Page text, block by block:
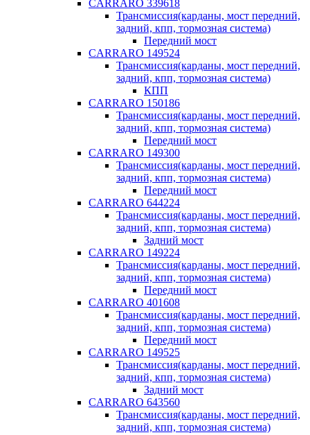
CARRARO 339618
Трансмиссия(карданы, мост передний,
задний, кпп, тормозная система)
Передний мост
CARRARO 149524
Трансмиссия(карданы, мост передний,
задний, кпп, тормозная система)
КПП
CARRARO 150186
Трансмиссия(карданы, мост передний,
задний, кпп, тормозная система)
Передний мост
CARRARO 149300
Трансмиссия(карданы, мост передний,
задний, кпп, тормозная система)
Передний мост
CARRARO 644224
Трансмиссия(карданы, мост передний,
задний, кпп, тормозная система)
Задний мост
CARRARO 149224
Трансмиссия(карданы, мост передний,
задний, кпп, тормозная система)
Передний мост
CARRARO 401608
Трансмиссия(карданы, мост передний,
задний, кпп, тормозная система)
Передний мост
CARRARO 149525
Трансмиссия(карданы, мост передний,
задний, кпп, тормозная система)
Задний мост
CARRARO 643560
Трансмиссия(карданы, мост передний,
задний, кпп, тормозная система)